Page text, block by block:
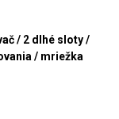
/ 2 dlhé sloty /
/ mriežka